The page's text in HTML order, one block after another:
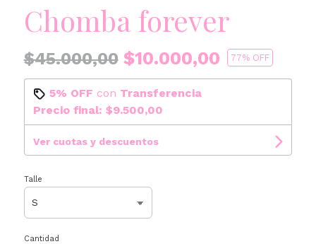
Chomba forever
$45.000,00$10.000,00 77% OFF
5% OFF con Transferencia
Precio final: $9.500,00
Ver cuotas y descuentos
Talle
Cantidad